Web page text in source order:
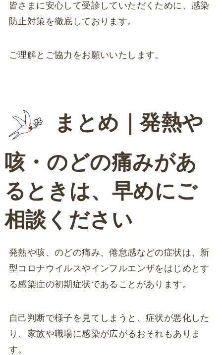
皆さまに安心して受診していただくために、感染
防止対策を徹底しております。
ご理解とご協力をお願いいたします。
まとめ｜発熱や
咳・のどの痛みがあ
るときは、早めにご
相談ください
発熱や咳、のどの痛み、倦怠感などの症状は、新
型コロナウイルスやインフルエンザをはじめとす
る感染症の初期症状であることがあります。
自己判断で様子を見てしまうと、症状が悪化した
り、家族や職場に感染が広がるおそれもありま
す。